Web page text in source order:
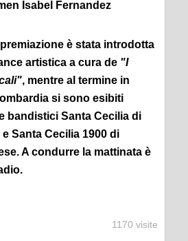
Isabel Fernandez
è stata introdotta
artistica a cura de "I
, mentre al termine in
si sono esibiti
bandistici Santa Cecilia di
Santa Cecilia 1900 di
A condurre la mattinata è
1170 visite